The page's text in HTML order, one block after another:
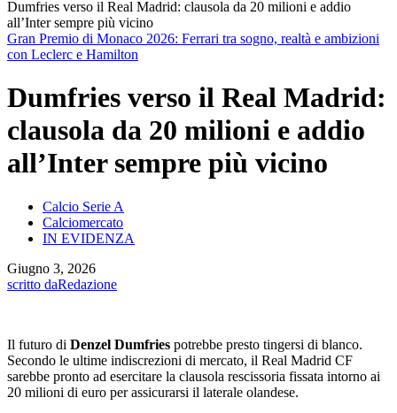
Dumfries verso il Real Madrid: clausola da 20 milioni e addio
all’Inter sempre più vicino
Gran Premio di Monaco 2026: Ferrari tra sogno, realtà e ambizioni
con Leclerc e Hamilton
Dumfries verso il Real Madrid:
clausola da 20 milioni e addio
all’Inter sempre più vicino
Calcio Serie A
Calciomercato
IN EVIDENZA
Giugno 3, 2026
scritto daRedazione
Il futuro di Denzel Dumfries potrebbe presto tingersi di blanco.
Secondo le ultime indiscrezioni di mercato, il Real Madrid CF
sarebbe pronto ad esercitare la clausola rescissoria fissata intorno ai
20 milioni di euro per assicurarsi il laterale olandese.